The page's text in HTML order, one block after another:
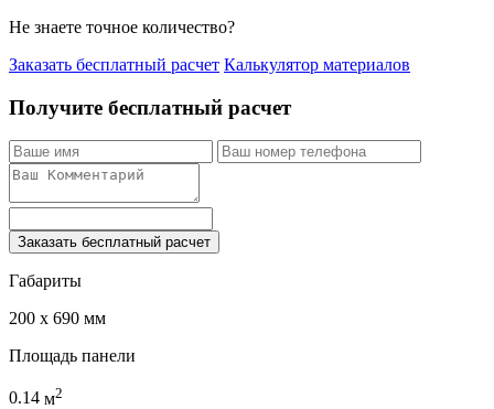
Не знаете точное количество?
Заказать бесплатный расчет Калькулятор материалов
Получите бесплатный расчет
Заказать бесплатный расчет
Габариты
200 x 690 мм
Площадь панели
0.14 м2